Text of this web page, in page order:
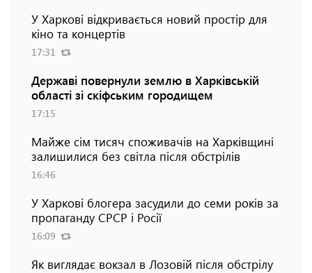
У Харкові відкривається новий простір для
кіно та концертів
17:31
Державі повернули землю в Харківській
області зі скіфським городищем
17:15
Майже сім тисяч споживачів на Харківщині
залишилися без світла після обстрілів
16:46
У Харкові блогера засудили до семи років за
пропаганду СРСР і Росії
16:09
Як виглядає вокзал в Лозовій після обстрілу